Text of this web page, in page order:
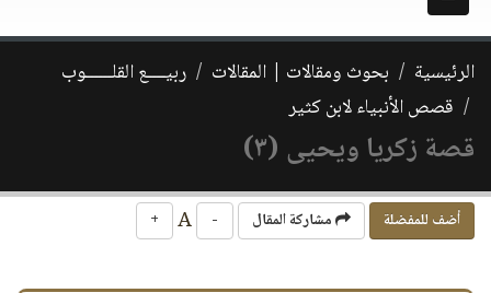
الرئيسية بحوث ومقالات | المقالات
ربيــــع القلــــــوب
قصص الأنبياء لابن كثير
قصة زكريا ويحيى (٣)
أضف للمفضلة مشاركة المقال -
+